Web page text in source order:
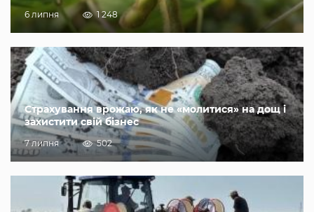
6 липня 1 248
Страхування врожаю, як не «молитися» на дощ і
захистити свій бізнес
7 липня 502